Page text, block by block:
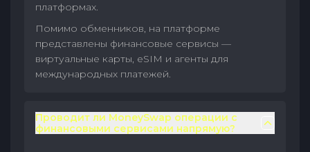
платформах.
Помимо обменников, на платформе
представлены финансовые сервисы —
виртуальные карты, eSIM и агенты для
международных платежей.
Проводит ли MoneySwap операции с
финансовыми сервисами напрямую?